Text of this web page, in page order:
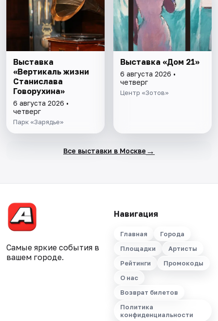
Выставка
«Вертикаль жизни
Станислава
Говорухина»
6 августа 2026 •
четверг
Парк «Зарядье»
Выставка «Дом 21»
6 августа 2026 •
четверг
Центр «Зотов»
Все выставки в Москве →
Самые яркие события в
вашем городе.
Навигация
Главная
Города
Площадки
Артисты
Рейтинги
Промокоды
О нас
Возврат билетов
Политика
конфиденциальности